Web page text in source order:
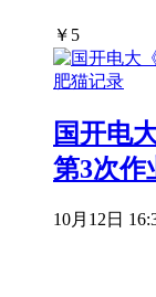
￥ 5
国开电
第3次作
10月12日